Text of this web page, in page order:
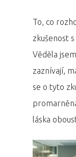
To, co
zkušenost
Věděla
zaznívají,
se o tyto
láska